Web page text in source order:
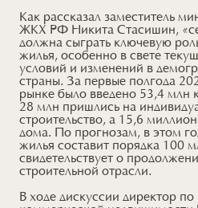
Как рассказал заместитель
ЖКХ РФ Никита Стасишин,
должна сыграть ключевую
жилья, особенно в свете
условий и изменений в
страны. За первые полгода
рынке было введено 53,4 млн
28 млн пришлись на
строительство, а 15,6
дома. По прогнозам, в этом
жилья составит порядка 100
свидетельствует о
строительной отрасли.
В ходе дискуссии директор